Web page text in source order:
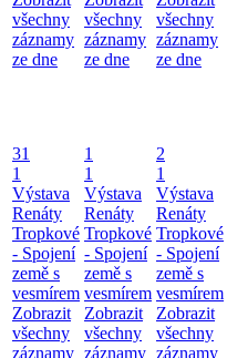
všechny
záznamy
ze dne
všechny
záznamy
ze dne
všechny
záznamy
ze dne
31
1
Výstava
Renáty
Tropkové
- Spojení
země s
vesmírem
Zobrazit
všechny
záznamy
1
1
Výstava
Renáty
Tropkové
- Spojení
země s
vesmírem
Zobrazit
všechny
záznamy
2
1
Výstava
Renáty
Tropkové
- Spojení
země s
vesmírem
Zobrazit
všechny
záznamy